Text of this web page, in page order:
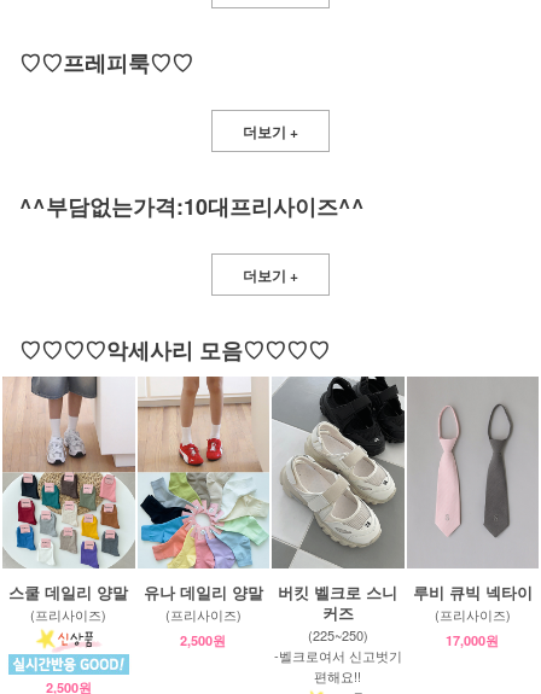
♡♡프레피룩♡♡
더보기 +
^^부담없는가격:10대프리사이즈^^
더보기 +
♡♡♡♡악세사리 모음♡♡♡♡
스쿨 데일리 양말
(프리사이즈)
2,500원
유나 데일리 양말
(프리사이즈)
2,500원
버킷 벨크로 스니
커즈
(225~250)
-벨크로여서 신고벗기
편해요!!
루비 큐빅 넥타이
(프리사이즈)
17,000원